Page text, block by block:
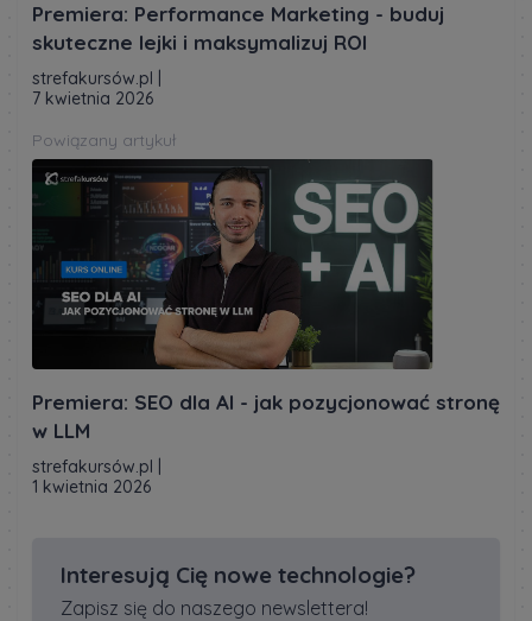
Premiera: Performance Marketing - buduj
skuteczne lejki i maksymalizuj ROI
strefakursów.pl
7 kwietnia 2026
Powiązany artykuł
Premiera: SEO dla AI - jak pozycjonować stronę
w LLM
strefakursów.pl
1 kwietnia 2026
Interesują Cię nowe technologie?
Zapisz się do naszego newslettera!